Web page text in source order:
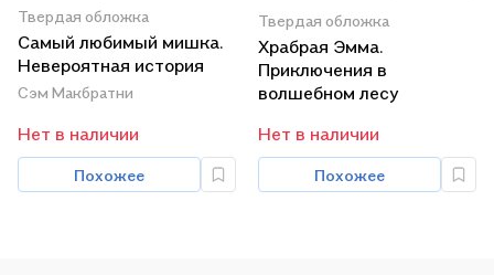
Твердая обложка
Самый любимый мишка.
Невероятная история
Сэм Макбратни
Нет в наличии
Похожее
Твердая обложка
Храбрая Эмма.
Приключения в
волшебном лесу
Нет в наличии
Похожее